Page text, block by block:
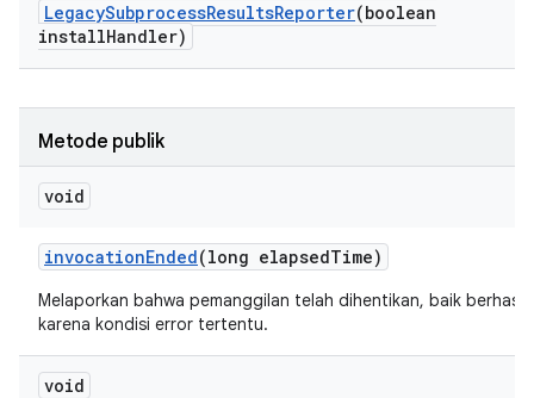
LegacySubprocessResultsReporter(boolean
installHandler)
Metode publik
void
invocationEnded(long elapsedTime)
Melaporkan bahwa pemanggilan telah dihentikan, baik berhasil
karena kondisi error tertentu.
void